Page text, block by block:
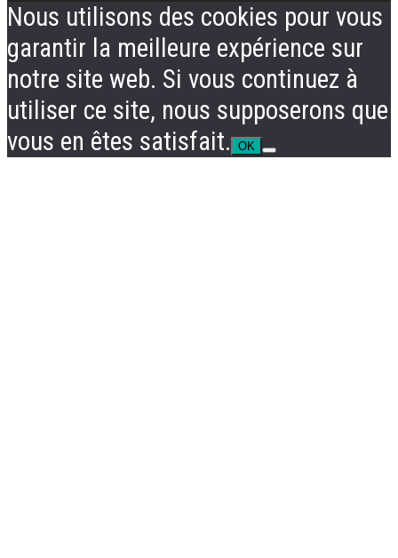
Nous utilisons des cookies pour vous
garantir la meilleure expérience sur
notre site web. Si vous continuez à
utiliser ce site, nous supposerons que
vous en êtes satisfait.
OK